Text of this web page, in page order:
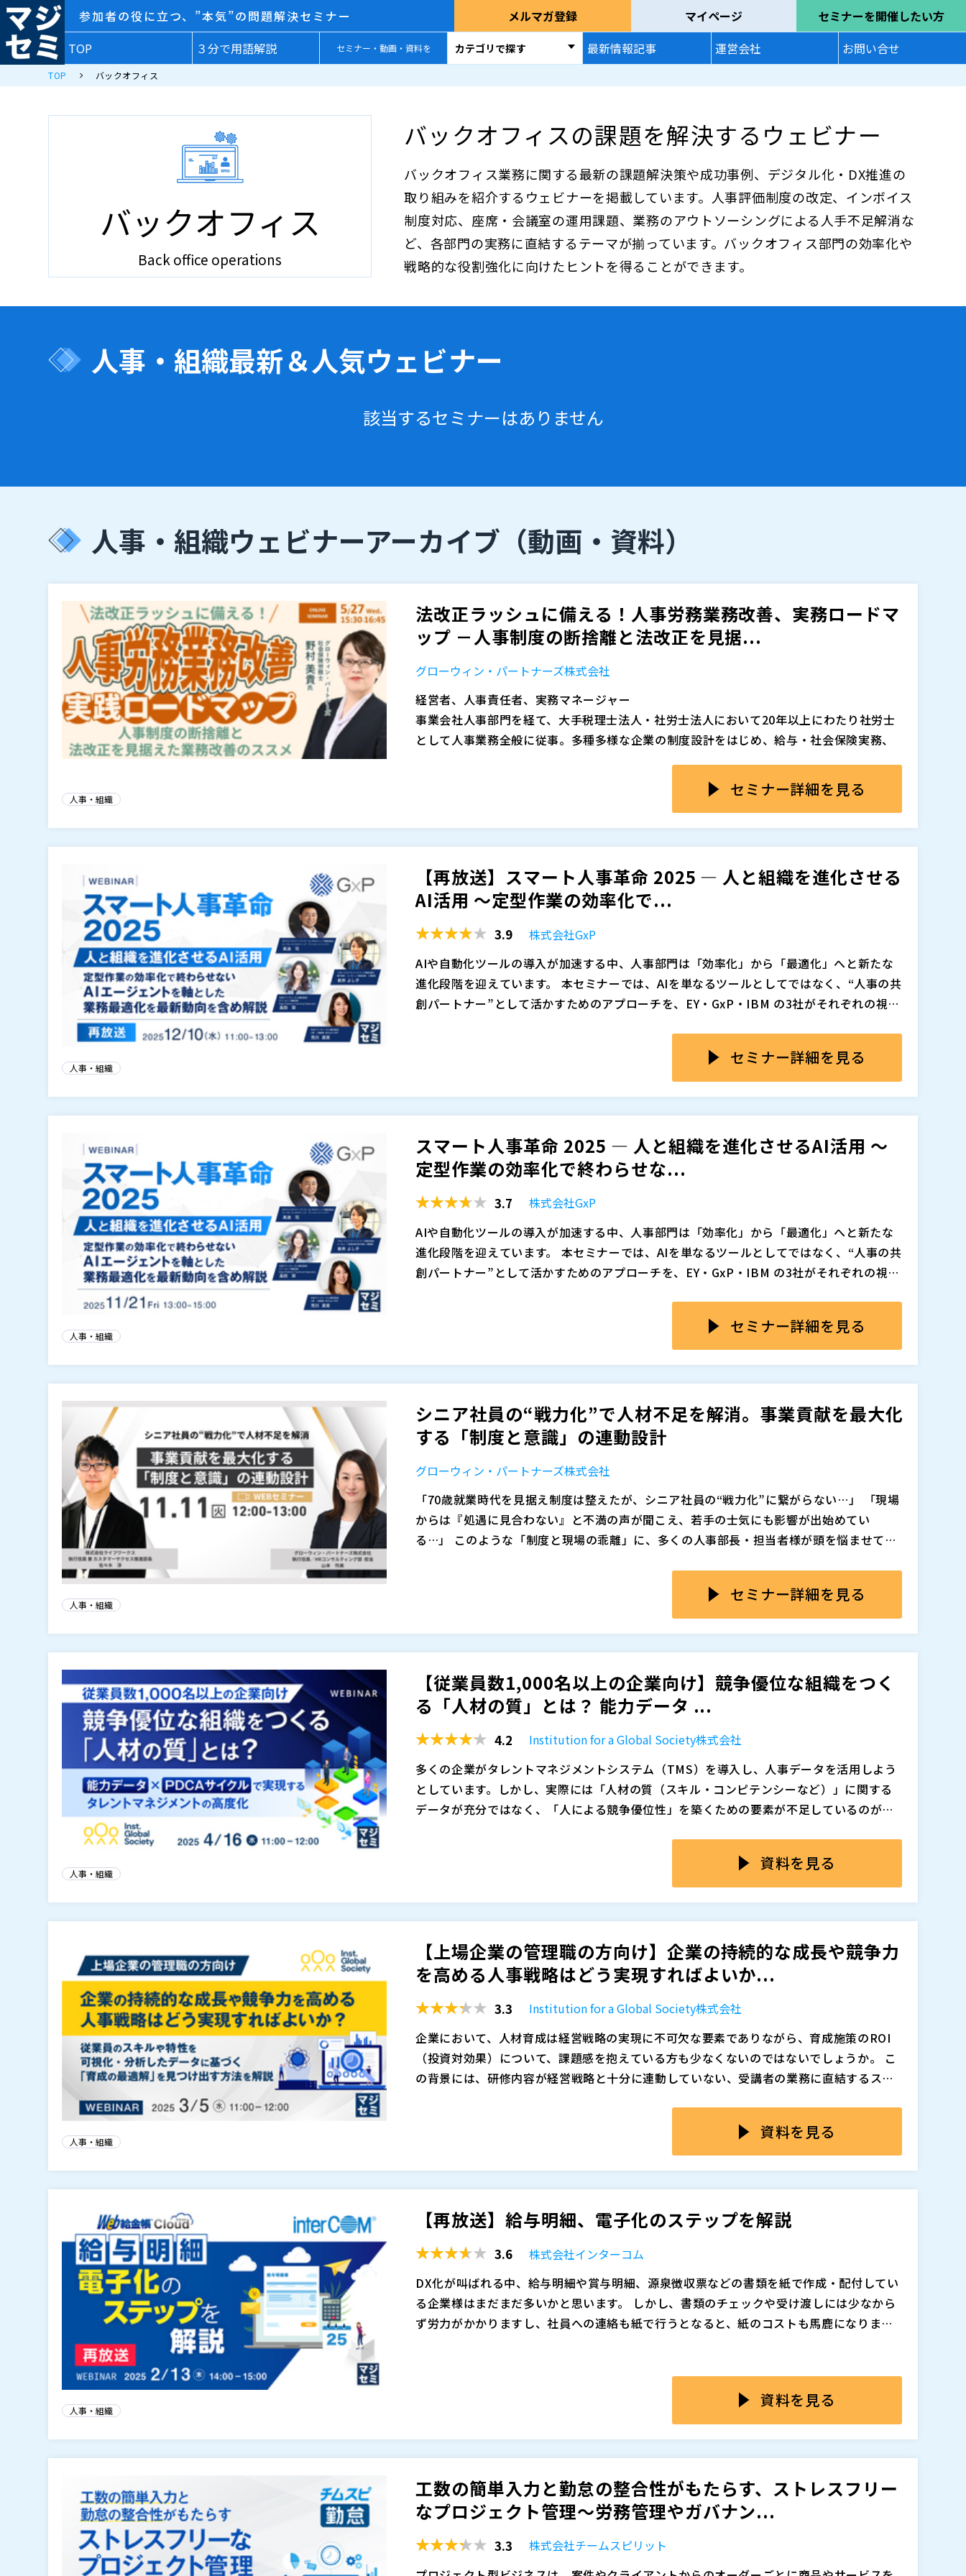
参加者の役に立つ、”本気”の問題解決セミナー メルマガ登録 マイページ
セミナーを開催したい方
TOP
３分で用語解説 セミナー・動画・資料を カテゴリで探す 最新情報記事 運営会社 お問い合せ
TOP バックオフィス
バックオフィス
Back office operations
バックオフィスの課題を解決するウェビナー
バックオフィス業務に関する最新の課題解決策や成功事例、デジタル化・DX推進の
取り組みを紹介するウェビナーを掲載しています。人事評価制度の改定、インボイス
制度対応、座席・会議室の運用課題、業務のアウトソーシングによる人手不足解消な
ど、各部門の実務に直結するテーマが揃っています。バックオフィス部門の効率化や
戦略的な役割強化に向けたヒントを得ることができます。
人事・組織最新＆人気ウェビナー
該当するセミナーはありません
人事・組織ウェビナーアーカイブ （動画・資料）
法改正ラッシュに備える！人事労務業務改善、実務ロードマ
ップ －人事制度の断捨離と法改正を見据...
グローウィン・パートナーズ株式会社
経営者、人事責任者、実務マネージャー
事業会社人事部門を経て、大手税理士法人・社労士法人において20年以上にわたり社労士
として人事業務全般に従事。多種多様な企業の制度設計をはじめ、給与・社会保険実務、
計、HRDXの他、人事労務デューデリジェンス、PMI、退職金制度改定等のプロジェクトを
2026年以降は法改正が相次ぎ、特に雇用保険の適用拡大（週20時間未満→週10時間以上）
によって対象者が倍増する「2028年問題」への備えが重要になります。その他、労働人口
（１）2026年以降の法改正を総まとめ ・法改正タイムラインの全貌（社会保険の適用拡
大、雇用保険の適用拡大） ・育児・介護休業法と「個の尊重」 ・フリーランス新法・高年
（２）給与・勤怠・契約ルールの制度断捨離と簡素化 ・業務の「棚卸し」と制度の「断捨
離」 （給与、勤怠、契約関連） ・「総論賛成・各論反対」を乗り越える実務テクニック
（３）人事労務改革を実現するための実践ロードマップ ・As-Is業務フローの可視化と課題
抽出 ・本当にシステムの機能をフル活用しているか ・アウトソーシング（BPO）の戦略的
mのQ&Aボタンから承っています。 ※ご質問の数や内容によっては、すべてのご質問にお
応えできない可能性がございます。あらかじめご了承ください。
※本セミナーは以前開催した同名セミナーの内容と重複する箇所がございます。
株式会社東京海上日動パートナーズTOKIO（）
株式会社オービックビジネスコンサルタント（
株式会社オープンソース活用研究所（）
マジセミ株式会社（
）
※共催、協賛、協力、講演企業は将来的に追加、削除される可能性があります。
人事・組織 セミナー詳細を見る
【再放送】スマート人事革命 2025 ― 人と組織を進化させる
AI活用 〜定型作業の効率化で...
3.9
株式会社GxP
AIや自動化ツールの導入が加速する中、人事部門は「効率化」から「最適化」へと新たな
進化段階を迎えています。 本セミナーでは、AIを単なるツールとしてではなく、“人事の共
創パートナー”として活かすためのアプローチを、EY・GxP・IBM の3社がそれぞれの視点
成功へ導くための設計思想とガバナンスの考え方を提示します。
続いて、昨年末グロース市場に上場したエンタープライズDX推進企業、GxP（グロースエ
か、実践に基づくリアルな知見を共有します。 多くの企業がPoC段階で止まりがちな中、
短期間で設計・実装から社内展開に踏み出したGxPの取り組みは、スピード感あるAIと人
最後に、日本アイ・ビー・エム株式会社（IBM）より、「AIエージェントの最新動向：IB
M watsonx Orchestrateとは」および「IBM人事部門の挑戦：AIエージェントで実現した
を活用し、どのように業務変革を進めているのか、その裏側を明かします。
AIが業務に自然に溶け込み、人がより創造的な判断と戦略設計に注力する。 “AIを使う人
事”から“AIと共に進化する人事”へ。 本セミナーでは、その実践知と未来像を、最前線の3
社が具体的にお届けします。
【登壇者】 EYストラテジー・アンド・コンサルティング株式会社 ピープル・コンサルテ
【登壇者】 グロースエクスパートナーズ株式会社 執行役員 コーポレート統括本部 人
【登壇者】 日本アイ・ビー・エム株式会社 人事 人事部長／Market HRP 荒川 真実 氏
【登壇者】 日本アイ・ビー・エム株式会社 テクノロジー事業本部 Data Platform Tec
hnical Specialist 長田 栞 氏
株式会社GxP（）
日本アイ・ビー・エム株式会社（ ）
EYストラテジー・アンド・コンサルティング株式会社（
株式会社オープンソース活用研究所（
※共催、協賛、協力、講演企業は将来的に追加、削除される可能性があります。
人事・組織 セミナー詳細を見る
スマート人事革命 2025 ― 人と組織を進化させるAI活用 〜
定型作業の効率化で終わらせな...
3.7
株式会社GxP
AIや自動化ツールの導入が加速する中、人事部門は「効率化」から「最適化」へと新たな
進化段階を迎えています。 本セミナーでは、AIを単なるツールとしてではなく、“人事の共
創パートナー”として活かすためのアプローチを、EY・GxP・IBM の3社がそれぞれの視点
成功へ導くための設計思想とガバナンスの考え方を提示します。
続いて、昨年末グロース市場に上場したエンタープライズDX推進企業、GxP（グロースエ
か、実践に基づくリアルな知見を共有します。 多くの企業がPoC段階で止まりがちな中、
短期間で設計・実装から社内展開に踏み出したGxPの取り組みは、スピード感あるAIと人
最後に、日本アイ・ビー・エム株式会社（IBM）より、「AIエージェントの最新動向：IB
M watsonx Orchestrateとは」および「IBM人事部門の挑戦：AIエージェントで実現した
を活用し、どのように業務変革を進めているのか、その裏側を明かします。
AIが業務に自然に溶け込み、人がより創造的な判断と戦略設計に注力する。 “AIを使う人
事”から“AIと共に進化する人事”へ。 本セミナーでは、その実践知と未来像を、最前線の3
社が具体的にお届けします。
【登壇者】 EYストラテジー・アンド・コンサルティング株式会社 ピープル・コンサルテ
【登壇者】 グロースエクスパートナーズ株式会社 執行役員 コーポレート統括本部 人
【登壇者】 日本アイ・ビー・エム株式会社 人事 人事部長／Market HRP 荒川 真実 氏
【登壇者】 日本アイ・ビー・エム株式会社 テクノロジー事業本部 Data Platform Tec
hnical Specialist 長田 栞 氏
株式会社GxP（）
日本アイ・ビー・エム株式会社（）
EYストラテジー・アンド・コンサルティング株式会社（
株式会社オープンソース活用研究所（）
※共催、協賛、協力、講演企業は将来的に追加、削除される可能性があります。
人事・組織 セミナー詳細を見る
シニア社員の“戦力化”で人材不足を解消。事業貢献を最大化
する「制度と意識」の連動設計
グローウィン・パートナーズ株式会社
「70歳就業時代を見据え制度は整えたが、シニア社員の“戦力化”に繋がらない…」 「現場
からは『処遇に見合わない』と不満の声が聞こえ、若手の士気にも影響が出始めてい
る…」 このような「制度と現場の乖離」に、多くの人事部長・担当者様が頭を悩ませてい
を、最大の事業貢献へと繋げるために不可欠な「制度設計」と「意識改革（ソフト施
ベテランの知見と経験を会社の強みに変え、人材不足という経営課題を解決に導くため
無料（事前申込制）
zoomによるオンライン配信となります。お申込された方には、開催前日までにセミナーの
参加URLをメールにてお送りいたします。メールが届かない場合は、迷惑メールフォルダ
に受信されていないかご確認頂き、までお知らせください。同業他社、および個人の方の
ご参加はお断りさせて頂く場合がございますので、予めご了承ください。
シニアを“組織を牽引する人材”へと再生させる役割・報酬・評価制度 ミドルシニア社員の
戦力化は企業経営にとって避けて通れない必須課題です。 しかし、多くの企業で再雇用は
「延命措置」と化し、従来の「60歳まで」を基準に設計された等級・報酬・評価制度の限
界が、ミドルシニア社員のモチベーション低下や組織硬直を生んでいます。 本講演では再
雇用制度を経営戦略として再設計するための視点と、役割・報酬・評価を見直す実践的な
ミドルシニア層の支援においては、制度の整備だけでは十分とは言えません。 制度の本来
の意図が現場に正しく伝わり、個人が納得して選び取れる環境があってこそ、制度は仕組
みとして機能します。 本講演では、制度変更の背景と企業の狙いをふまえながら、ミドル
シニア層の理解と活用を促すためのソフト施策の設計と実践例を解説します。
株式会社ライフワークス（）
株式会社オープンソース活用研究所（）
マジセミ株式会社（ ）
※共催、協賛、協力、講演企業は将来的に追加、削除される可能性があります。
人事・組織 セミナー詳細を見る
【従業員数1,000名以上の企業向け】競争優位な組織をつく
る「人材の質」とは？ 能力データ ...
4.2
Institution for a Global Society株式会社
多くの企業がタレントマネジメントシステム（TMS）を導入し、人事データを活用しよう
としています。しかし、実際には「人材の質（スキル・コンピテンシーなど）」に関する
データが充分ではなく、「人による競争優位性」を築くための要素が不足しているのが現
る手法を解説します。 人材の能力データを取得し、PDCAを回しながら強い組織をつくる
実践的アプローチを、具体的な事例とともにご紹介します。
ントマネジメントシステム（TMS）を導入し、様々な人事データを保持しているものの、
人的資本である人材の「能力（スキル・コンピテンシー）」に関しては可視化できていな
ツールです。まずは、現状把握のための測定＝組織力の診断から始め、そこから、目指す
組織づくりに向けた自分たちが必要とする「人材の質（ものさし）」を明確にすることが
しての優位性や課題を確認することができます。各種人事施策の目的も明確となり、その効
果や反応も、能力の再測定することで可能となります。「ものさし」に照らしながら「能
力」データの再測定と分析を繰り返していくことで、自社の人材における強みと課題を明
確にし、その競争力を評価できるようになるのです。経営層が人的資本を活用し、より効
競争力のある企業は、タレントマネジメントを「従業員データを格納する場所」ではな
が、能力データを活用したPDCAサイクルの実践です。 まず、組織の現状を正しく測定し、
どこに競争優位のポテンシャルや課題があるのかを把握する。そして、求める人材の質
続けていく。このサイクルを回し続けることで、組織の人材戦略が単なる「計画」ではな
く、「実行と進化」を伴うものへと変わります。 本ウェビナーでは、GROWを活用した企
業の成功事例を交えながら、競争優位な組織をつくるための実践的な方法を解説します。
人的資本経営を本格的に進めたい企業にとって、能力データを活用したPDCAサイクルの実
方法を学び、あなたの組織の未来を一緒に考えませんか？
Institution for a Global Society株式会社（
）
株式会社オープンソース活用研究所（）
※共催、協賛、協力、講演企業は将来的に追加、削除される可能性があります。
人事・組織 資料を見る
【上場企業の管理職の方向け】企業の持続的な成長や競争力
を高める人事戦略はどう実現すればよいか...
3.3
Institution for a Global Society株式会社
企業において、人材育成は経営戦略の実現に不可欠な要素でありながら、育成施策のROI
（投資対効果）について、課題感を抱えている方も少なくないのではないでしょうか。 こ
の背景には、研修内容が経営戦略と十分に連動していない、受講者の業務に直結するスキ
れぞれに最適化された育成アプローチの設計と、効果測定の方法論も複雑化しています。
経営陣からは、施策の成果を具体的な数値や事例で示すことが求められ、従来の「やりっ
具体的な方法を解説します。人事戦略と経営戦略をいかにシームレスに連動させ、投資対
る重要なミッションではないでしょうか。
くの企業では、従業員一人ひとりのスキルや特性、キャリア志向といったデータが十分に
収集・分析されておらず、適切な育成機会の提供が難しくなっています。 また、「主観的
ント向上」や「生産性向上」に関する課題も見逃せません。従業員が自身の成長実感を得
離職率の上昇といったリスクが生じます。 本セミナーでは、こうした課題をどのように克
服し、経営戦略と強く結びついた人事戦略を構築するか、人材データの可視化・分析を活
用した具体的なアプローチをご紹介します。
本セミナーでは、これらの課題を解決するために、従業員一人ひとりのスキルや特性を可
を可能にします。 その特長として、スキルマップの作成や、360度評価といった多面的な評
排除し、より客観性を担保したデータの取得が可能となり、従業員にとっても納得感のあ
る公正な評価環境を実現します。 また、データを用いた相関分析や因果分析を通じて、人
材ポートフォリオの構築や人的資本投資の最適化に活用できます。これにより、経営戦略と
連動した育成施策の設計と、組織の競争力を高めるための戦略的人事マネジメントが可能
するためのツールです。企業の持続的な成長と競争力強化に貢献する人事戦略の実現に向
け、ぜひ本セミナーでその具体的な活用方法をご確認ください。
Institution for a Global Society株式会社（）
マジセミ株式会社（
）
※共催、協賛、協力、講演企業は将来的に追加、削除される可能性があります。
人事・組織 資料を見る
【再放送】給与明細、電子化のステップを解説
3.6
株式会社インターコム
DX化が叫ばれる中、給与明細や賞与明細、源泉徴収票などの書類を紙で作成・配付してい
る企業様はまだまだ多いかと思います。 しかし、書類のチェックや受け渡しには少なから
ず労力がかかりますし、社員への連絡も紙で行うとなると、紙のコストも馬鹿になりませ
・移行に大変な労力が必要なのではないか？ ・電子化して給与明細の書式が変わると社員
にとってわかりにくいのではないか？ ・社員に明細書はきちんと届くのだろうか？ といっ
今回のセミナーでは、そのような不安を解消すべく、給与明細などの書類の電子化の手順
をお伝えします。 具体的にどのように電子化を進めればよいのか、どのように今あるシス
テムと連携してスムーズに社内に導入できるのか、といったことを事例を交えながらお話
します。
※当日いただいたご質問は後日開催企業より直接回答させていただきます
株式会社インターコム（）
株式会社オープンソース活用研究所（）
マジセミ株式会社（
）
※共催、協賛、協力、講演企業は将来的に追加、削除される可能性があります。
人事・組織 資料を見る
工数の簡単入力と勤怠の整合性がもたらす、ストレスフリー
なプロジェクト管理～労務管理やガバナン...
3.3
株式会社チームスピリット